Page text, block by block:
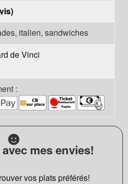
italien, sandwiches
de Vinci
:
mes envies!
vos plats préférés!